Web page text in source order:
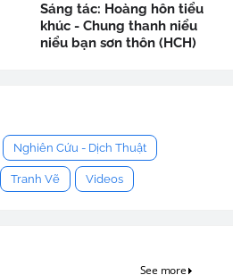
Sáng tác: Hoàng hôn tiểu
khúc - Chung thanh niểu
niểu bạn sơn thôn (HCH)
Nghiên Cứu - Dịch Thuật
Tranh Vẽ Videos